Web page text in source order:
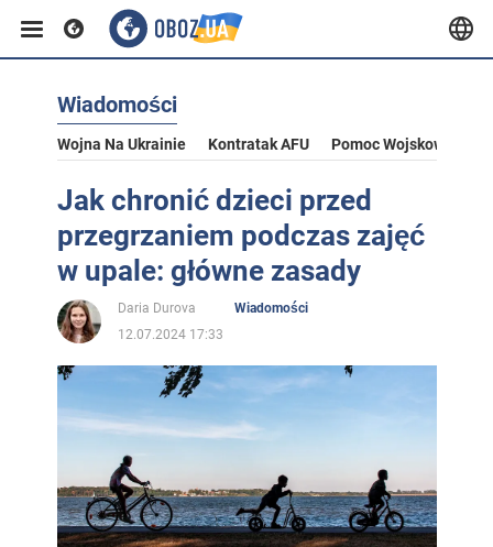
Wiadomości
Wojna Na Ukrainie Kontratak AFU Pomoc Wojskowa Dla
Jak chronić dzieci przed
przegrzaniem podczas zajęć
w upale: główne zasady
Daria Durova
Wiadomości
12.07.2024 17:33